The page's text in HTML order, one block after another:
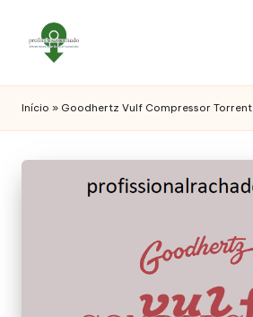
Início » Goodhertz Vulf Compressor Torrent